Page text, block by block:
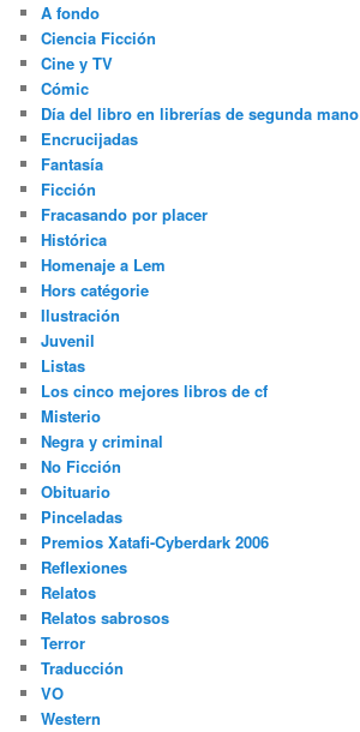
A fondo
Ciencia Ficción
Cine y TV
Cómic
Día del libro en librerías de segunda mano
Encrucijadas
Fantasía
Ficción
Fracasando por placer
Histórica
Homenaje a Lem
Hors catégorie
Ilustración
Juvenil
Listas
Los cinco mejores libros de cf
Misterio
Negra y criminal
No Ficción
Obituario
Pinceladas
Premios Xatafi-Cyberdark 2006
Reflexiones
Relatos
Relatos sabrosos
Terror
Traducción
VO
Western